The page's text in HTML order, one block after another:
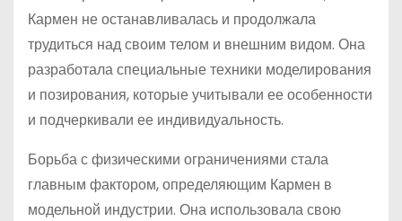
Кармен не останавливалась и продолжала
трудиться над своим телом и внешним видом. Она
разработала специальные техники моделирования
и позирования, которые учитывали ее особенности
и подчеркивали ее индивидуальность.
Борьба с физическими ограничениями стала
главным фактором, определяющим Кармен в
модельной индустрии. Она использовала свою